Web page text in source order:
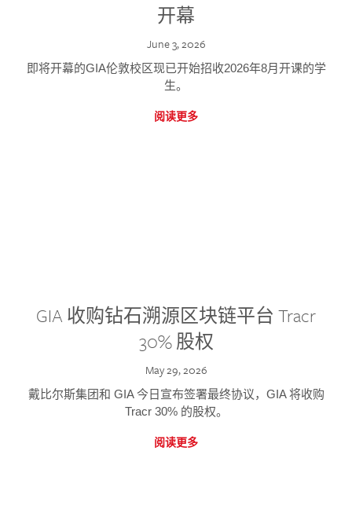
开幕
June 3, 2026
即将开幕的GIA伦敦校区现已开始招收2026年8月开课的学
生。
阅读更多
GIA 收购钻石溯源区块链平台 Tracr
30% 股权
May 29, 2026
戴比尔斯集团和 GIA 今日宣布签署最终协议，GIA 将收购
Tracr 30% 的股权。
阅读更多